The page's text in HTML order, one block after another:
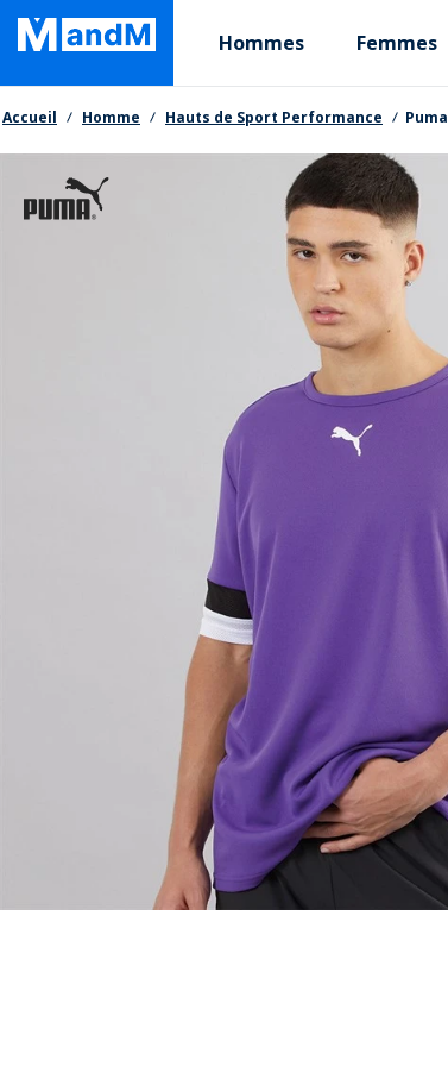
Skip
main
content
Primary departments
Hommes Femmes
Fil d'Ariane
Accueil Homme Hauts de Sport Performance Puma